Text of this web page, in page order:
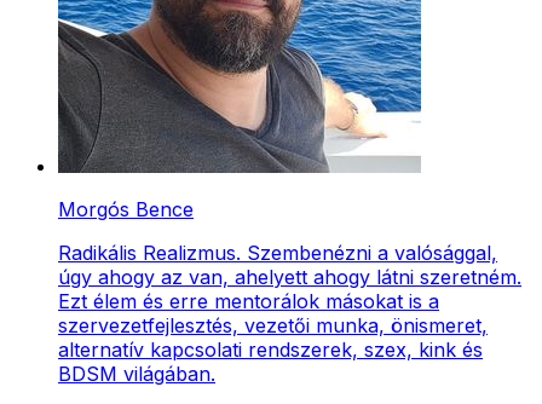
Morgós Bence
Radikális Realizmus. Szembenézni a valósággal,
úgy ahogy az van, ahelyett ahogy látni szeretném.
Ezt élem és erre mentorálok másokat is a
szervezetfejlesztés, vezetői munka, önismeret,
alternatív kapcsolati rendszerek, szex, kink és
BDSM világában.